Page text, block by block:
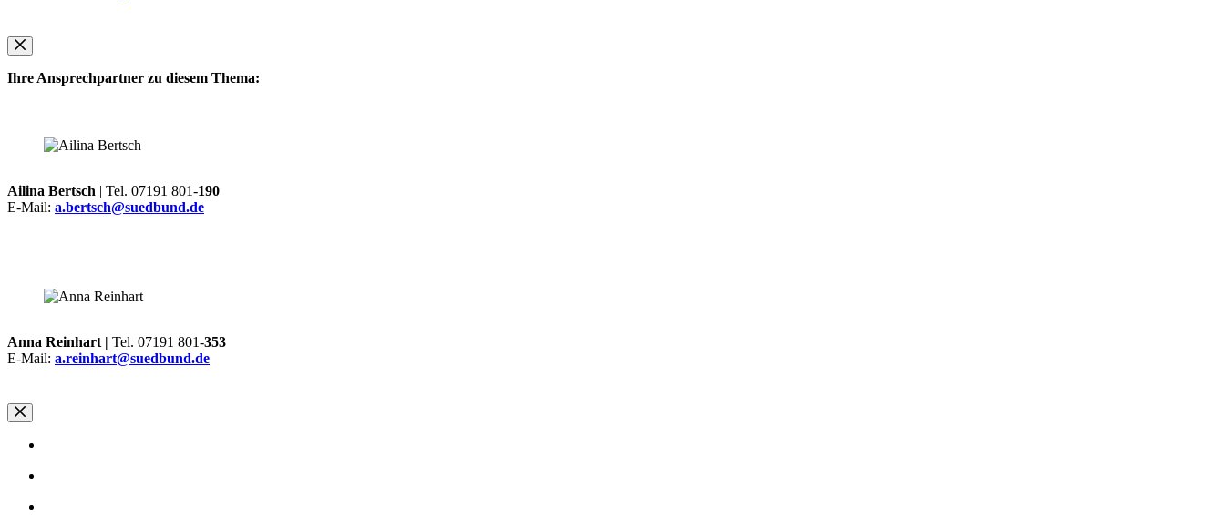
Ihre Ansprechpartner zu diesem Thema:
Ailina Bertsch | Tel. 07191 801-190
E-Mail: a.bertsch@suedbund.de
Anna Reinhart | Tel. 07191 801-353
E-Mail: a.reinhart@suedbund.de